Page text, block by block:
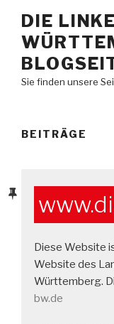
Inhalt
springen
DIE
Sie finden unsere
BEITRÄGE
Diese Website
Website des
Württemberg.
bw.de